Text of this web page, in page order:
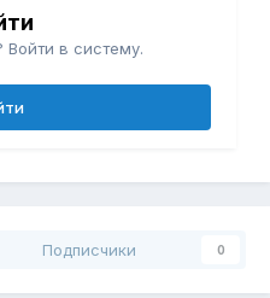
Войти в систему.
Подписчики 0